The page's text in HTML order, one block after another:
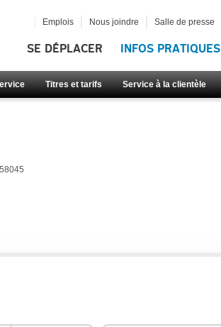
SE DÉPLACER INFOS PRATIQUES
Titres et tarifs Service à la clientèle
Emplois Nous joindre Salle de presse
58045